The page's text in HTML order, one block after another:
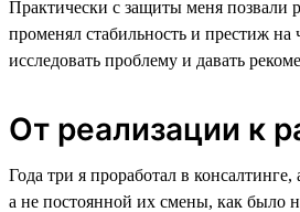
Практически с защиты меня позвали
променял стабильность и престиж
исследовать проблему и давать
От реализации к
Года три я проработал в
а не постоянной их смены, как было